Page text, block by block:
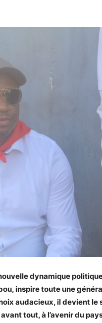
dynamique
inspire toute une
audacieux, il devient le
tout, à l’avenir du